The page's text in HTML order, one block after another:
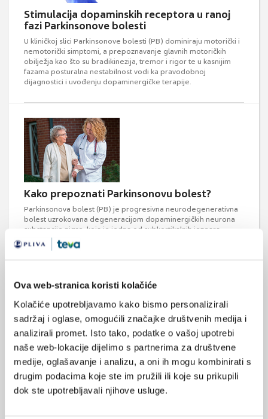
Ova web-stranica koristi kolačiće
Kolačiće upotrebljavamo kako bismo personalizirali
sadržaj i oglase, omogućili značajke društvenih medija i
analizirali promet. Isto tako, podatke o vašoj upotrebi
naše web-lokacije dijelimo s partnerima za društvene
medije, oglašavanje i analizu, a oni ih mogu kombinirati s
drugim podacima koje ste im pružili ili koje su prikupili
dok ste upotrebljavali njihove usluge.
Stimulacija dopaminskih receptora u ranoj
fazi Parkinsonove bolesti
U kliničkoj slici Parkinsonove bolesti (PB) dominiraju motorički i
nemotorički simptomi, a prepoznavanje glavnih motoričkih
obilježja kao što su bradikinezija, tremor i rigor te u kasnijim
fazama posturalna nestabilnost vodi ka pravodobnoj
dijagnostici i uvođenju dopaminergičke terapije.
Kako prepoznati Parkinsonovu bolest?
Parkinsonova bolest (PB) je progresivna neurodegenerativna
bolest uzrokovana degeneracijom dopaminergičkih neurona
substancije nigre, koja je jedna od subkortikalnih jezgara
bazalnih ganglija.
Uloga ljekarnika u terapiji i liječenju
Parkinsonove bolesti
Liječenje Parkinsonove bolesti složeno je i doživotno. Za
uspješnost liječenja potrebna je kontinuirana i otvorena
suradnja između bolesnika i svih članova zdravstvenog tima,